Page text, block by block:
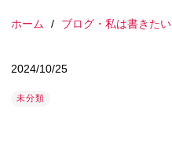
ホーム / ブログ・私は書きたい
2024/10/25
未分類